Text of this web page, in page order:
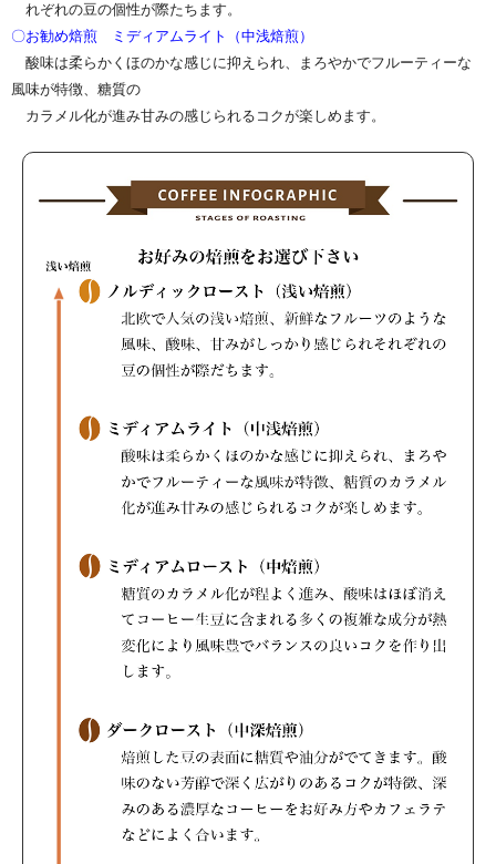
れぞれの豆の個性が際たちます。
〇お勧め焙煎 ミディアムライト（中浅焙煎）
酸味は柔らかくほのかな感じに抑えられ、まろやかでフルーティーな
風味が特徴、糖質の
カラメル化が進み甘みの感じられるコクが楽しめます。